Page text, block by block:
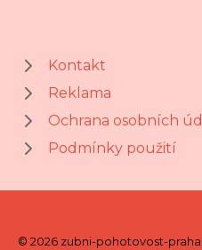
Kontakt
Reklama
Ochrana osobních
Podmínky použití
© 2026 zubni-pohotovost-